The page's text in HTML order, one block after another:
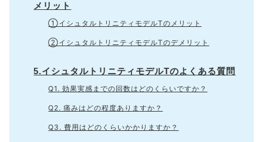
メリット
①イシュタルトリニティモデルTのメリット
②イシュタルトリニティモデルTのデメリット
5.イシュタルトリニティモデルTのよくある質問
Q1. 効果実感までの回数はどのくらいですか？
Q2. 痛みはどの程度ありますか？
Q3. 費用はどのくらいかかりますか？